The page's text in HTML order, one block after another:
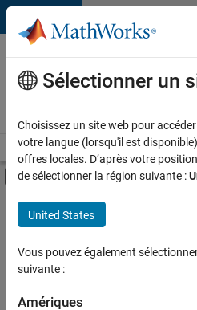
Passer au contenu
Votre
carrière
chez
Accueil Explorer nos opportunités
Activer/désactiver
Contenu principal
FILTRER PAR
Programme destiné aux nouvelles carrières (EDG)
Applications et outils commerciaux
Sélectionner un
Choisissez un site web pour
votre langue (lorsqu'il est
offres locales. D’après votre
de sélectionner la région suivante :
United States
Vous pouvez également
suivante :
Amériques